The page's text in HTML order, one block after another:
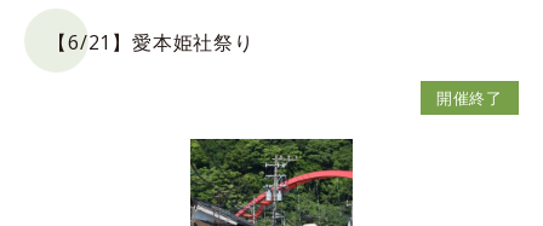
【6/21】愛本姫社祭り
開催終了